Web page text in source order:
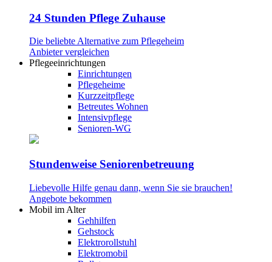
24 Stunden Pflege Zuhause
Die beliebte Alternative zum Pflegeheim
Anbieter vergleichen
Pflegeeinrichtungen
Einrichtungen
Pflegeheime
Kurzzeitpflege
Betreutes Wohnen
Intensivpflege
Senioren-WG
Stundenweise Seniorenbetreuung
Liebevolle Hilfe genau dann, wenn Sie sie brauchen!
Angebote bekommen
Mobil im Alter
Gehhilfen
Gehstock
Elektrorollstuhl
Elektromobil